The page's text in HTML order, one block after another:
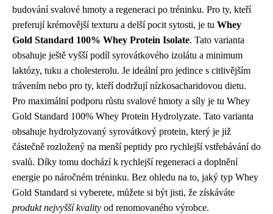
budování svalové hmoty a regeneraci po tréninku. Pro ty, kteří
preferují krémovější texturu a delší pocit sytosti, je tu Whey
Gold Standard 100% Whey Protein Isolate. Tato varianta
obsahuje ještě vyšší podíl syrovátkového izolátu a minimum
laktózy, tuku a cholesterolu. Je ideální pro jedince s citlivějším
trávením nebo pro ty, kteří dodržují nízkosacharidovou dietu.
Pro maximální podporu růstu svalové hmoty a síly je tu Whey
Gold Standard 100% Whey Protein Hydrolyzate. Tato varianta
obsahuje hydrolyzovaný syrovátkový protein, který je již
částečně rozložený na menší peptidy pro rychlejší vstřebávání do
svalů. Díky tomu dochází k rychlejší regeneraci a doplnění
energie po náročném tréninku. Bez ohledu na to, jaký typ Whey
Gold Standard si vyberete, můžete si být jisti, že získáváte
produkt nejvyšší kvality od renomovaného výrobce.